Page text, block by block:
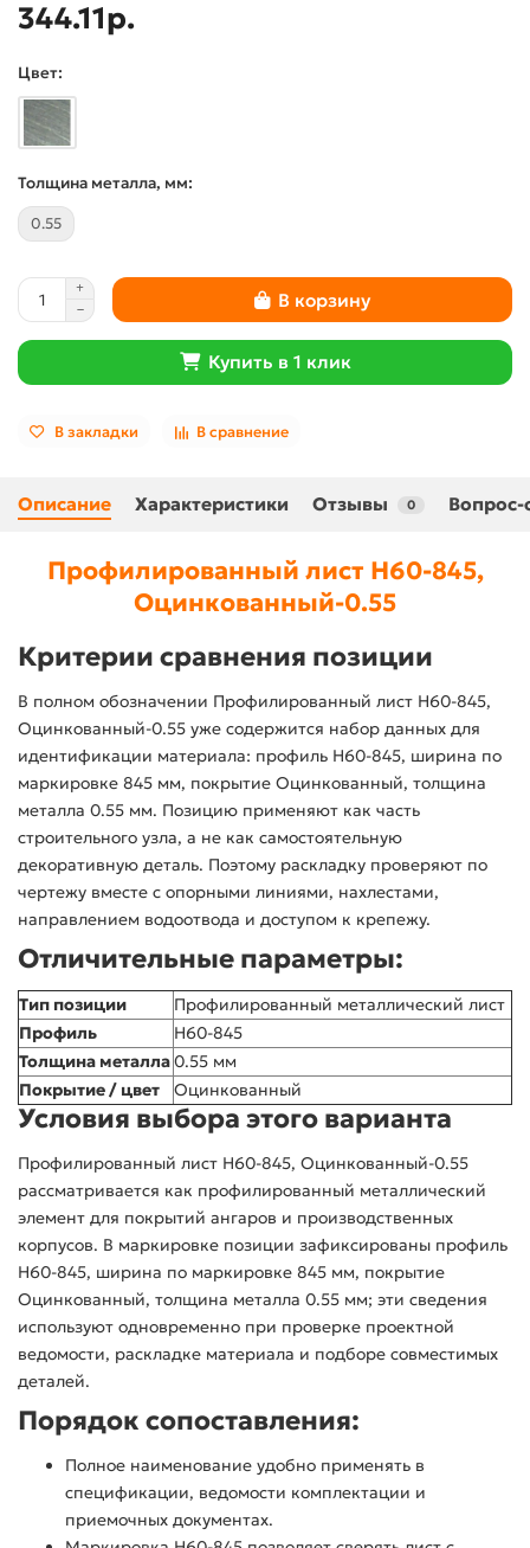
344.11р.
Цвет:
Толщина металла, мм:
0.55
В корзину
Купить в 1 клик
В закладки В сравнение
Описание Характеристики Отзывы 0 Вопрос-
Профилированный лист Н60-845,
Оцинкованный-0.55
Критерии сравнения позиции
В полном обозначении Профилированный лист Н60-845,
Оцинкованный-0.55 уже содержится набор данных для
идентификации материала: профиль Н60-845, ширина по
маркировке 845 мм, покрытие Оцинкованный, толщина
металла 0.55 мм. Позицию применяют как часть
строительного узла, а не как самостоятельную
декоративную деталь. Поэтому раскладку проверяют по
чертежу вместе с опорными линиями, нахлестами,
направлением водоотвода и доступом к крепежу.
Отличительные параметры:
Тип позиции
Профилированный металлический лист
Профиль
Н60-845
Толщина металла0.55 мм
Покрытие / цвет
Оцинкованный
Условия выбора этого варианта
Профилированный лист Н60-845, Оцинкованный-0.55
рассматривается как профилированный металлический
элемент для покрытий ангаров и производственных
корпусов. В маркировке позиции зафиксированы профиль
Н60-845, ширина по маркировке 845 мм, покрытие
Оцинкованный, толщина металла 0.55 мм; эти сведения
используют одновременно при проверке проектной
ведомости, раскладке материала и подборе совместимых
деталей.
Порядок сопоставления:
Полное наименование удобно применять в
спецификации, ведомости комплектации и
приемочных документах.